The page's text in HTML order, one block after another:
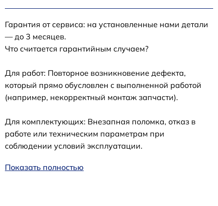
Гарантия от сервиса: на установленные нами детали
— до 3 месяцев.
Что считается гарантийным случаем?
Для работ: Повторное возникновение дефекта,
который прямо обусловлен с выполненной работой
(например, некорректный монтаж запчасти).
Для комплектующих: Внезапная поломка, отказ в
работе или техническим параметрам при
соблюдении условий эксплуатации.
Показать полностью